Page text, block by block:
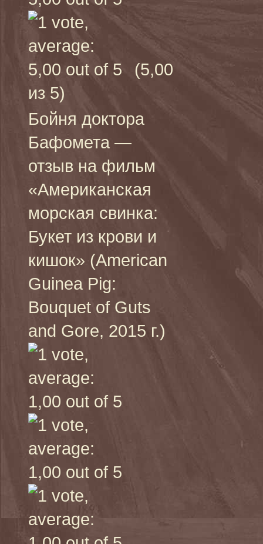
(5,00
из 5)
Бойня доктора
Бафомета —
отзыв на фильм
«Американская
морская свинка:
Букет из крови и
кишок» (American
Guinea Pig:
Bouquet of Guts
and Gore, 2015 г.)